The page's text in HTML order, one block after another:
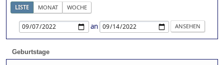
LISTE MONAT WOCHE
an
Geburtstage